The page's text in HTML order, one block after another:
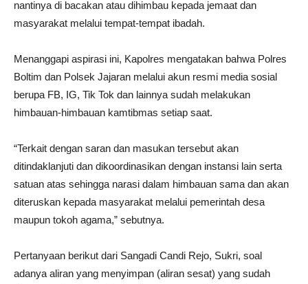
nantinya di bacakan atau dihimbau kepada jemaat dan
masyarakat melalui tempat-tempat ibadah.
Menanggapi aspirasi ini, Kapolres mengatakan bahwa Polres
Boltim dan Polsek Jajaran melalui akun resmi media sosial
berupa FB, IG, Tik Tok dan lainnya sudah melakukan
himbauan-himbauan kamtibmas setiap saat.
“Terkait dengan saran dan masukan tersebut akan
ditindaklanjuti dan dikoordinasikan dengan instansi lain serta
satuan atas sehingga narasi dalam himbauan sama dan akan
diteruskan kepada masyarakat melalui pemerintah desa
maupun tokoh agama,” sebutnya.
Pertanyaan berikut dari Sangadi Candi Rejo, Sukri, soal
adanya aliran yang menyimpan (aliran sesat) yang sudah